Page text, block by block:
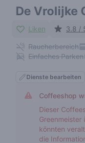
De Vrolijke
Liken 3.8 /
Raucherbereich
Einfaches Parken
Dienste bearbeiten
Coffeeshop
Dieser
könnten
die